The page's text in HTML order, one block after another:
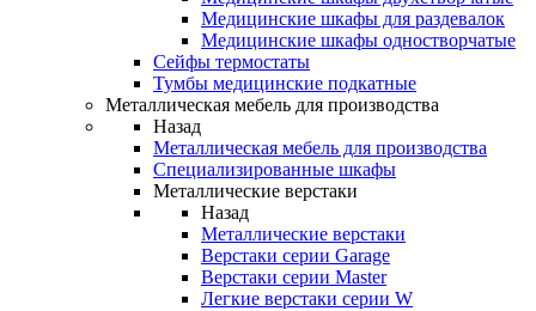
Медицинские шкафы для раздевалок
Медицинские шкафы одностворчатые
Сейфы термостаты
Тумбы медицинские подкатные
Металлическая мебель для производства
Назад
Металлическая мебель для производства
Cпециализированные шкафы
Металлические верстаки
Назад
Металлические верстаки
Верстаки серии Garage
Верстаки серии Master
Легкие верстаки серии W